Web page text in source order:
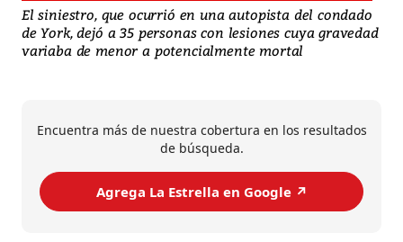
El siniestro, que ocurrió en una autopista del condado
de York, dejó a 35 personas con lesiones cuya gravedad
variaba de menor a potencialmente mortal
Encuentra más de nuestra cobertura en los resultados
de búsqueda.
Agrega La Estrella en Google ↗️